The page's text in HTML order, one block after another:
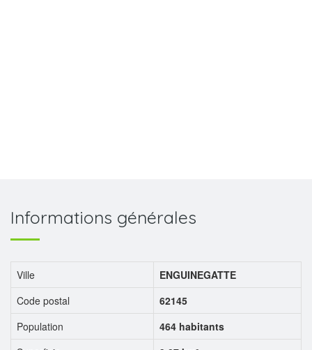
Informations générales
Ville
ENGUINEGATTE
Code postal
62145
Population
464 habitants